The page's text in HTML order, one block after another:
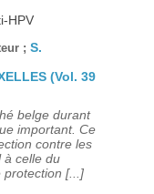
HPV
; S.
(Vol. 39
belge durant
important. Ce
contre les
à celle du
protection [...]